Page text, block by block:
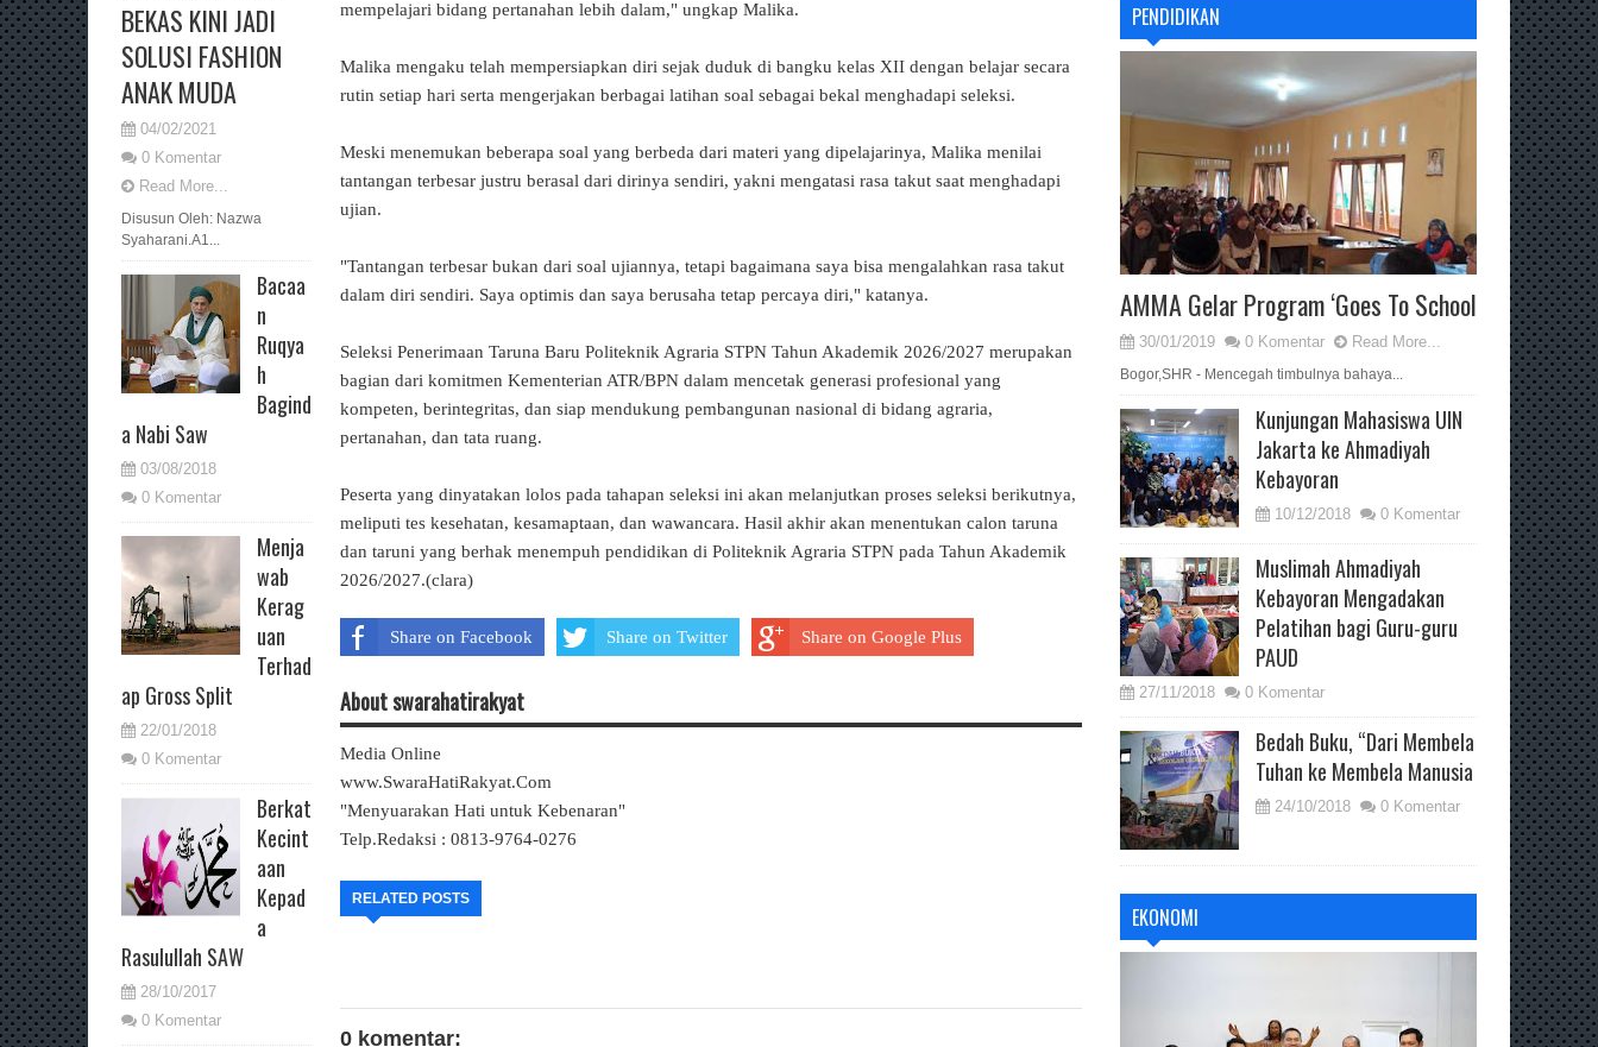
BEKAS KINI JADI
SOLUSI FASHION
ANAK MUDA
04/02/2021
0 Komentar
Read More...
Disusun Oleh: Nazwa
Syaharani.A1...
Bacaa
n
Ruqya
h
Bagind
a Nabi Saw
03/08/2018
0 Komentar
Menja
wab
Kerag
uan
Terhad
ap Gross Split
22/01/2018
0 Komentar
Berkat
Kecint
aan
Kepad
a
Rasulullah SAW
28/10/2017
0 Komentar
mempelajari bidang pertanahan lebih dalam," ungkap Malika.
Malika mengaku telah mempersiapkan diri sejak duduk di bangku kelas XII dengan belajar secara
rutin setiap hari serta mengerjakan berbagai latihan soal sebagai bekal menghadapi seleksi.
Meski menemukan beberapa soal yang berbeda dari materi yang dipelajarinya, Malika menilai
tantangan terbesar justru berasal dari dirinya sendiri, yakni mengatasi rasa takut saat menghadapi
ujian.
"Tantangan terbesar bukan dari soal ujiannya, tetapi bagaimana saya bisa mengalahkan rasa takut
dalam diri sendiri. Saya optimis dan saya berusaha tetap percaya diri," katanya.
Seleksi Penerimaan Taruna Baru Politeknik Agraria STPN Tahun Akademik 2026/2027 merupakan
bagian dari komitmen Kementerian ATR/BPN dalam mencetak generasi profesional yang
kompeten, berintegritas, dan siap mendukung pembangunan nasional di bidang agraria,
pertanahan, dan tata ruang.
Peserta yang dinyatakan lolos pada tahapan seleksi ini akan melanjutkan proses seleksi berikutnya,
meliputi tes kesehatan, kesamaptaan, dan wawancara. Hasil akhir akan menentukan calon taruna
dan taruni yang berhak menempuh pendidikan di Politeknik Agraria STPN pada Tahun Akademik
2026/2027.(clara)
Share on Facebook Share on Twitter Share on Google Plus
About swarahatirakyat
Media Online
www.SwaraHatiRakyat.Com
"Menyuarakan Hati untuk Kebenaran"
Telp.Redaksi : 0813-9764-0276
RELATED POSTS
0 komentar:
PENDIDIKAN
AMMA Gelar Program ‘Goes To School
30/01/2019 0 Komentar Read More...
Bogor,SHR - Mencegah timbulnya bahaya...
Kunjungan Mahasiswa UIN
Jakarta ke Ahmadiyah
Kebayoran
10/12/2018 0 Komentar
Muslimah Ahmadiyah
Kebayoran Mengadakan
Pelatihan bagi Guru-guru
PAUD
27/11/2018 0 Komentar
Bedah Buku, “Dari Membela
Tuhan ke Membela Manusia
24/10/2018 0 Komentar
EKONOMI